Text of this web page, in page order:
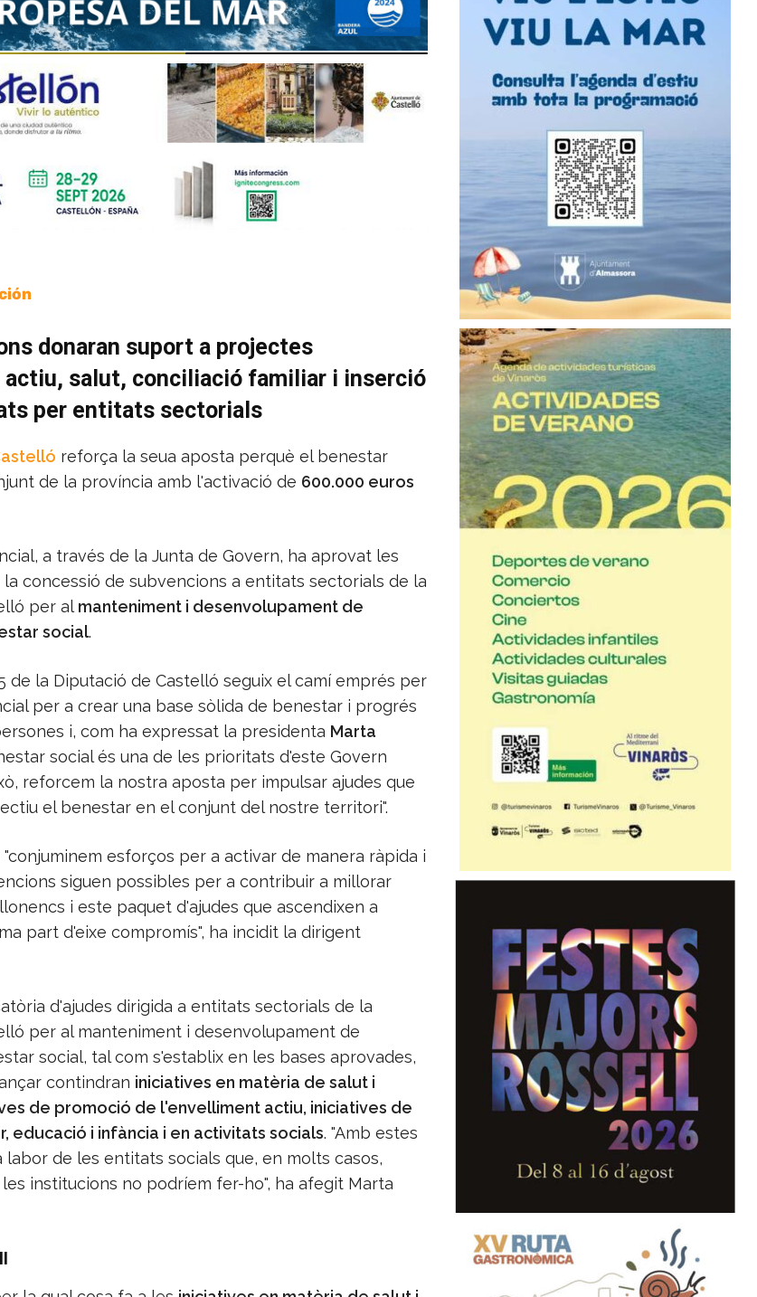
donaran suport a projectes
actiu, salut, conciliació familiar i inserció
per entitats sectorials
reforça la seua aposta perquè el benestar
de la província amb l'activació de 600.000 euros
a través de la Junta de Govern, ha aprovat les
la concessió de subvencions a entitats sectorials de la
per al manteniment i desenvolupament de
social.
de la Diputació de Castelló seguix el camí emprés per
per a crear una base sòlida de benestar i progrés
i, com ha expressat la presidenta Marta
social és una de les prioritats d'este Govern
reforcem la nostra aposta per impulsar ajudes que
el benestar en el conjunt del nostre territori".
esforços per a activar de manera ràpida i
siguen possibles per a contribuir a millorar
i este paquet d'ajudes que ascendixen a
part d'eixe compromís", ha incidit la dirigent
d'ajudes dirigida a entitats sectorials de la
per al manteniment i desenvolupament de
social, tal com s'establix en les bases aprovades,
contindran iniciatives en matèria de salut i
de promoció de l'envelliment actiu, iniciatives de
educació i infància i en activitats socials. "Amb estes
labor de les entitats socials que, en molts casos,
institucions no podríem fer-ho", ha afegit Marta